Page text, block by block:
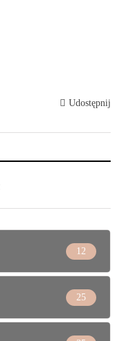
Udostępnij
12
25